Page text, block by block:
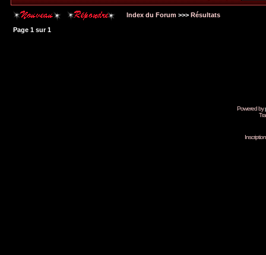
Index du Forum >>> Résultats
Page 1 sur1
Powered by